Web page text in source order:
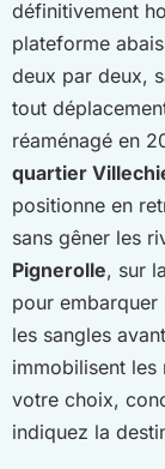
définitivement
plateforme
deux par deux,
tout
réaménagé en
quartier
positionne en
sans gêner les
Pignerolle, sur la
pour
les sangles
immobilisent les
votre choix,
indiquez la